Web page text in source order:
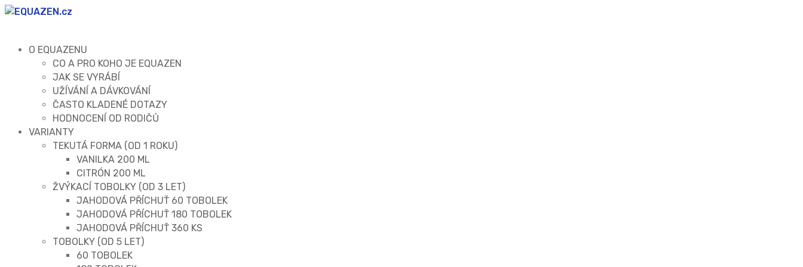
O EQUAZENU
CO A PRO KOHO JE EQUAZEN
JAK SE VYRÁBÍ
UŽÍVÁNÍ A DÁVKOVÁNÍ
ČASTO KLADENÉ DOTAZY
HODNOCENÍ OD RODIČŮ
VARIANTY
TEKUTÁ FORMA (OD 1 ROKU)
VANILKA 200 ML
CITRÓN 200 ML
ŽVÝKACÍ TOBOLKY (OD 3 LET)
JAHODOVÁ PŘÍCHUŤ 60 TOBOLEK
JAHODOVÁ PŘÍCHUŤ 180 TOBOLEK
JAHODOVÁ PŘÍCHUŤ 360 KS
TOBOLKY (OD 5 LET)
60 TOBOLEK